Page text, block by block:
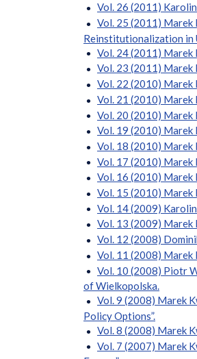
Vol. 26 (2011)
Vol. 25 (2011) Marek
Reinstitutionalization in
Vol. 24 (2011) Marek
Vol. 23 (2011) Marek
Vol. 22 (2010) Marek
Vol. 21 (2010) Marek
Vol. 20 (2010) Marek
Vol. 19 (2010) Marek
Vol. 18 (2010) Marek
Vol. 17 (2010) Marek
Vol. 16 (2010) Marek
Vol. 15 (2010) Marek
Vol. 14 (2009)
Vol. 13 (2009) Marek
Vol. 12 (2008)
Vol. 11 (2008) Marek
Vol. 10 (2008) Piotr
of Wielkopolska.
Vol. 9 (2008) Marek
Policy Options”.
Vol. 8 (2008) Marek
Vol. 7 (2007) Marek